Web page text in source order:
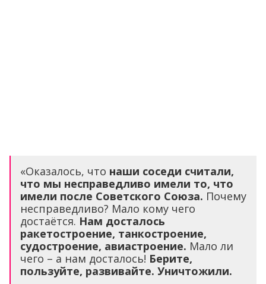
«Оказалось, что наши соседи считали,
что мы несправедливо имели то, что
имели после Советского Союза. Почему
несправедливо? Мало кому чего
достаётся. Нам досталось
ракетостроение, танкостроение,
судостроение, авиастроение. Мало ли
чего – а нам досталось! Берите,
пользуйте, развивайте. Уничтожили.